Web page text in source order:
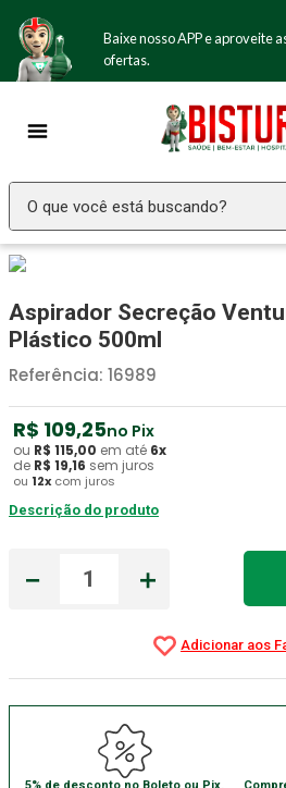
Baixe nosso APP e aproveite
ofertas.
O que você está buscando?
Aspirador Secreção
Plástico 500ml
Referência: 16989
R$ 109,25no Pix
ou R$ 115,00 em até 6x
de R$ 19,16 sem juros
ou 12x com juros
Descrição do produto
＋
－
2º Fralda Geriatrica
3º Luva Latex
4º Estetoscopio Littmann
5 º Littmann
6º Absorvente Geriatrico
7º Gaze Esteril